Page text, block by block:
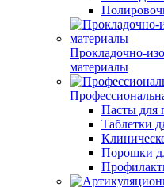
Прокладочно-
материалы
Пасты для
Таблетки
Порошки